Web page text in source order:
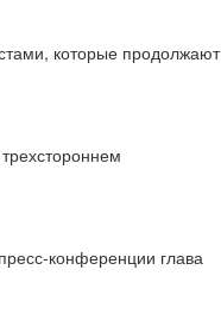
которые продолжают
конференции глава